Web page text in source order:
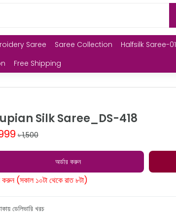
Saree Saree Collection Halfsilk Saree-01
Free Shipping
Silk Saree_DS-418
৳ 1,500
অর্ডার করুন
(সকাল ১০টা থেকে রাত ৮টা)
ডেলিভারি খরচ